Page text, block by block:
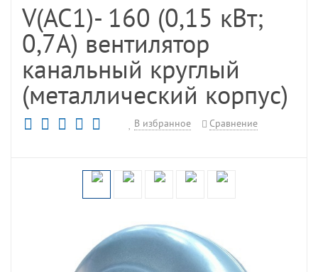
V(AC1)- 160 (0,15 кВт;
0,7А) вентилятор
канальный круглый
(металлический корпус)
В избранное Сравнение